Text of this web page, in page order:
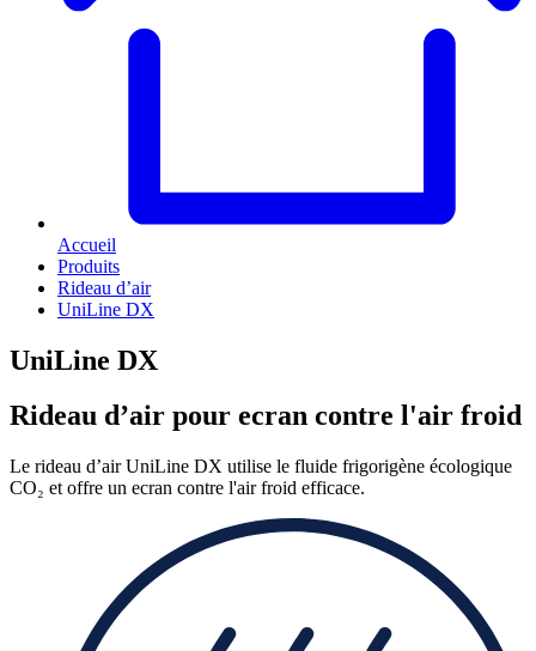
Accueil
Produits
Rideau d’air
UniLine DX
UniLine DX
Rideau d’air pour ecran contre l'air froid
Le rideau d’air UniLine DX utilise le fluide frigorigène écologique
CO₂ et offre un ecran contre l'air froid efficace.